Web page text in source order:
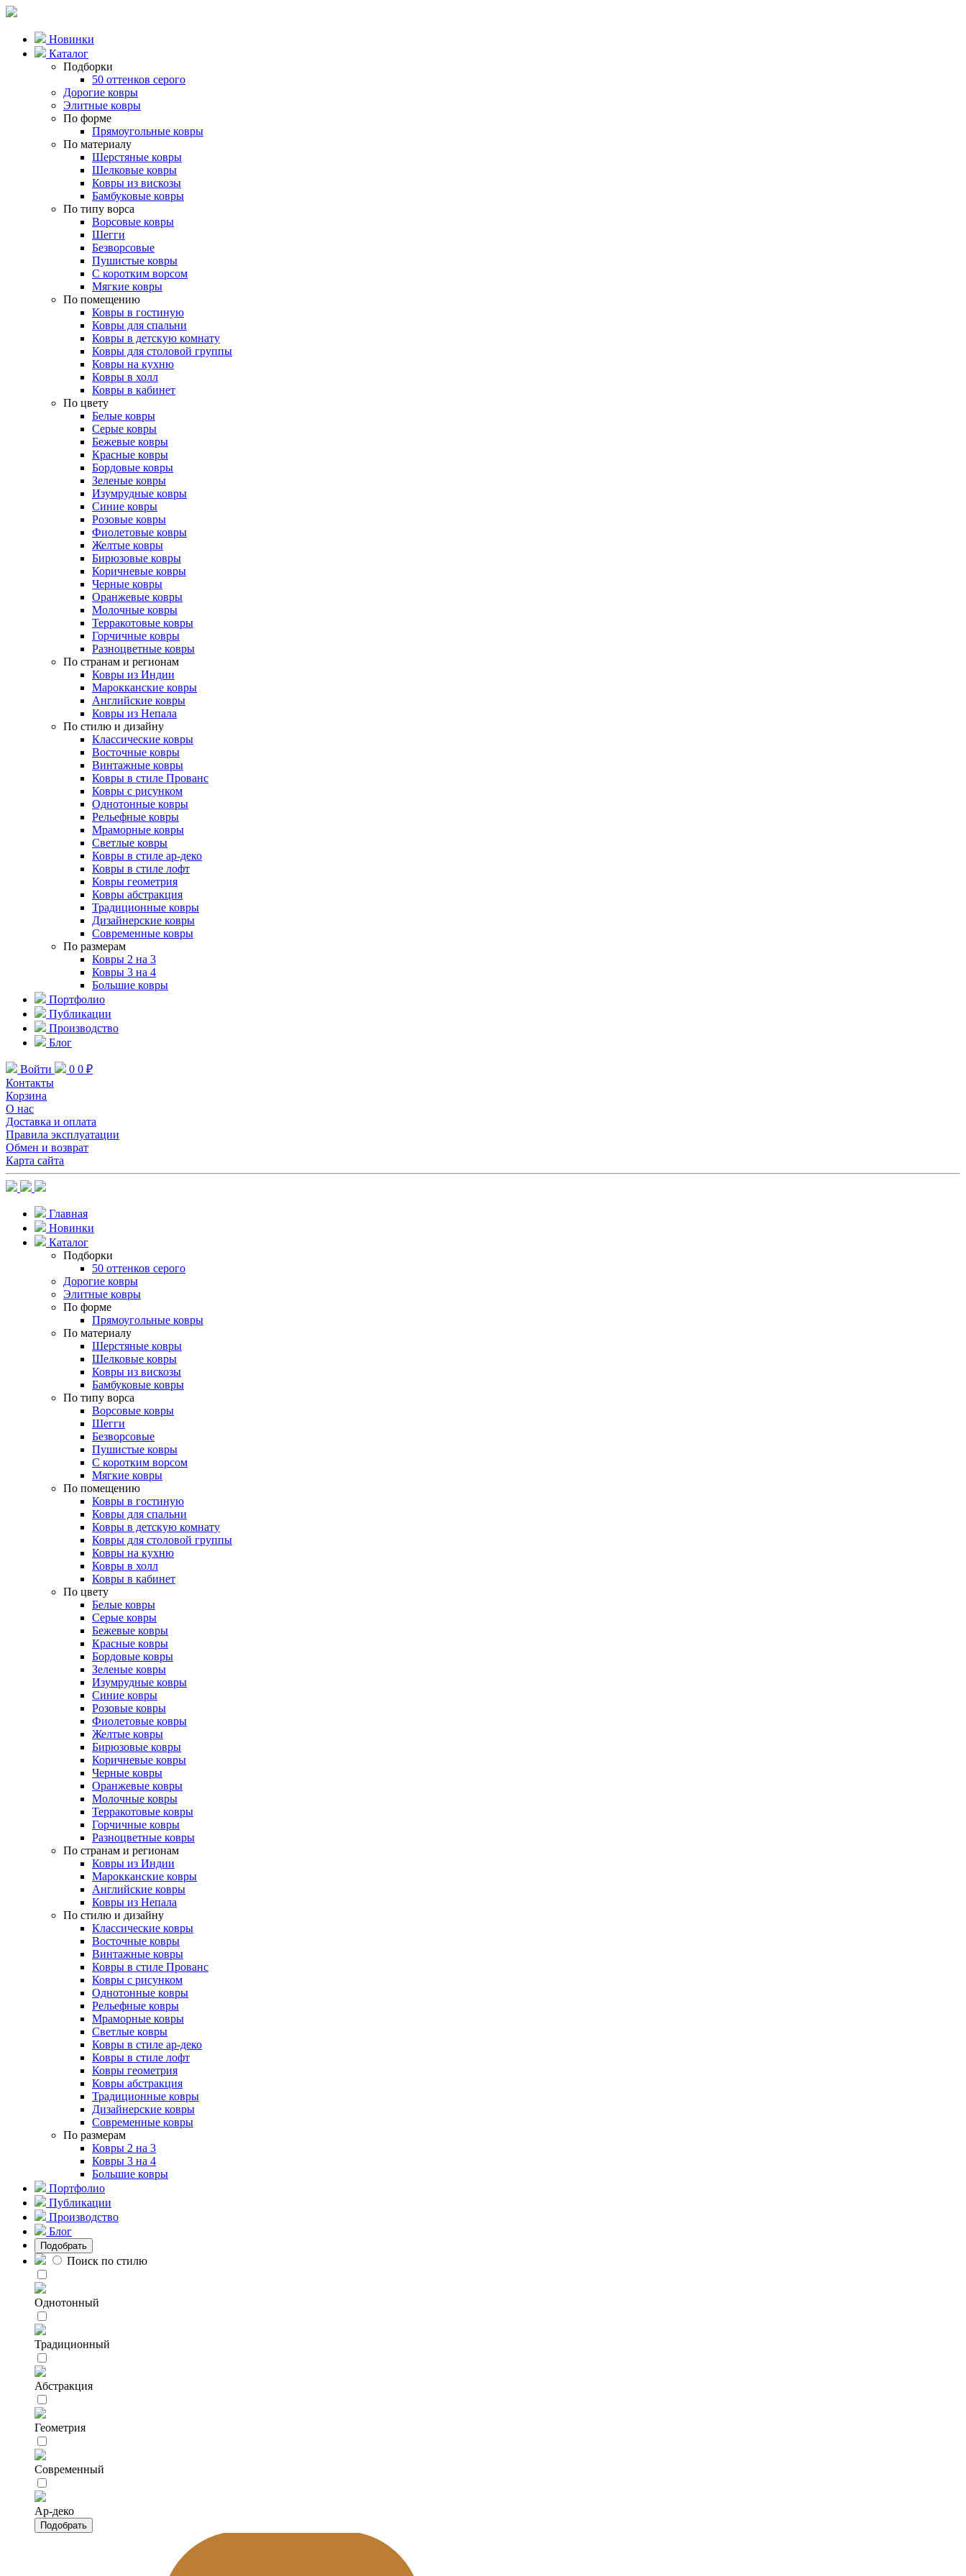
Новинки
Каталог
Подборки
50 оттенков серого
Дорогие ковры
Элитные ковры
По форме
Прямоугольные ковры
По материалу
Шерстяные ковры
Шелковые ковры
Ковры из вискозы
Бамбуковые ковры
По типу ворса
Ворсовые ковры
Шегги
Безворсовые
Пушистые ковры
С коротким ворсом
Мягкие ковры
По помещению
Ковры в гостиную
Ковры для спальни
Ковры в детскую комнату
Ковры для столовой группы
Ковры на кухню
Ковры в холл
Ковры в кабинет
По цвету
Белые ковры
Серые ковры
Бежевые ковры
Красные ковры
Бордовые ковры
Зеленые ковры
Изумрудные ковры
Синие ковры
Розовые ковры
Фиолетовые ковры
Желтые ковры
Бирюзовые ковры
Коричневые ковры
Черные ковры
Оранжевые ковры
Молочные ковры
Терракотовые ковры
Горчичные ковры
Разноцветные ковры
По странам и регионам
Ковры из Индии
Марокканские ковры
Английские ковры
Ковры из Непала
По стилю и дизайну
Классические ковры
Восточные ковры
Винтажные ковры
Ковры в стиле Прованс
Ковры с рисунком
Однотонные ковры
Рельефные ковры
Мраморные ковры
Светлые ковры
Ковры в стиле ар-деко
Ковры в стиле лофт
Ковры геометрия
Ковры абстракция
Традиционные ковры
Дизайнерские ковры
Современные ковры
По размерам
Ковры 2 на 3
Ковры 3 на 4
Большие ковры
Портфолио
Публикации
Производство
Блог
Войти 0 0 ₽
Контакты
Корзина
О нас
Доставка и оплата
Правила эксплуатации
Обмен и возврат
Карта сайта
Главная
Новинки
Каталог
Подборки
50 оттенков серого
Дорогие ковры
Элитные ковры
По форме
Прямоугольные ковры
По материалу
Шерстяные ковры
Шелковые ковры
Ковры из вискозы
Бамбуковые ковры
По типу ворса
Ворсовые ковры
Шегги
Безворсовые
Пушистые ковры
С коротким ворсом
Мягкие ковры
По помещению
Ковры в гостиную
Ковры для спальни
Ковры в детскую комнату
Ковры для столовой группы
Ковры на кухню
Ковры в холл
Ковры в кабинет
По цвету
Белые ковры
Серые ковры
Бежевые ковры
Красные ковры
Бордовые ковры
Зеленые ковры
Изумрудные ковры
Синие ковры
Розовые ковры
Фиолетовые ковры
Желтые ковры
Бирюзовые ковры
Коричневые ковры
Черные ковры
Оранжевые ковры
Молочные ковры
Терракотовые ковры
Горчичные ковры
Разноцветные ковры
По странам и регионам
Ковры из Индии
Марокканские ковры
Английские ковры
Ковры из Непала
По стилю и дизайну
Классические ковры
Восточные ковры
Винтажные ковры
Ковры в стиле Прованс
Ковры с рисунком
Однотонные ковры
Рельефные ковры
Мраморные ковры
Светлые ковры
Ковры в стиле ар-деко
Ковры в стиле лофт
Ковры геометрия
Ковры абстракция
Традиционные ковры
Дизайнерские ковры
Современные ковры
По размерам
Ковры 2 на 3
Ковры 3 на 4
Большие ковры
Портфолио
Публикации
Производство
Блог
Подобрать
Поиск по стилю
Однотонный
Традиционный
Абстракция
Геометрия
Современный
Ар-деко
Подобрать